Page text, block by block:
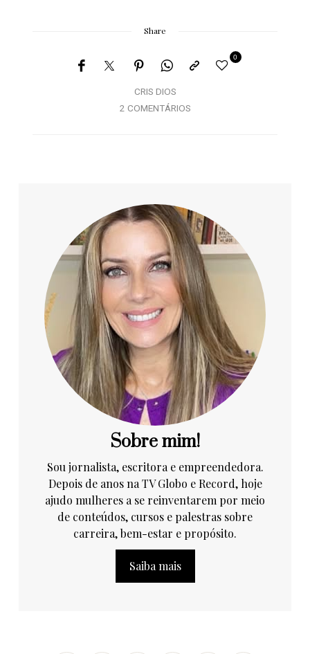
Share
CRIS DIOS
0
2 COMENTÁRIOS
Sobre mim!
Sou jornalista, escritora e empreendedora.
Depois de anos na TV Globo e Record, hoje
ajudo mulheres a se reinventarem por meio
de conteúdos, cursos e palestras sobre
carreira, bem-estar e propósito.
Saiba mais